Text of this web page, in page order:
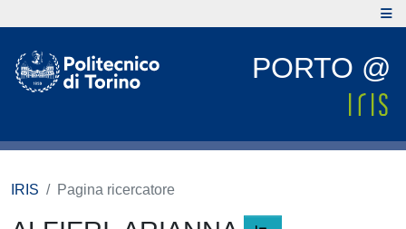
PORTO @
IRIS Pagina ricercatore